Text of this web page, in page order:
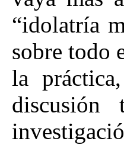
“idolatría
sobre todo
la
discusión